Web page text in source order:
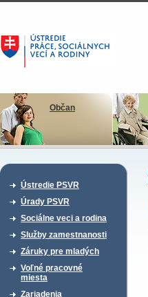
Občan
Ústredie PSVR
Úrady PSVR
Sociálne veci a rodina
Služby zamestnanosti
Záruky pre mladých
Voľné pracovné
miesta
Zariadenia